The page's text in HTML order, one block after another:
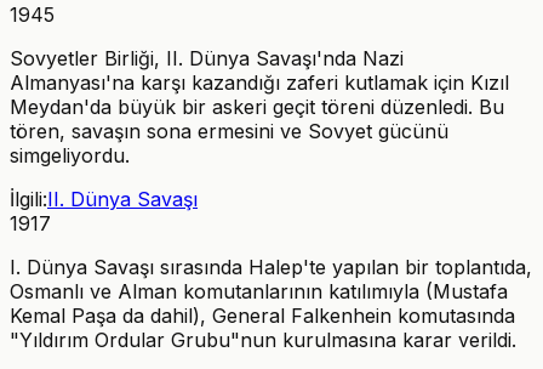
1945
Sovyetler Birliği, II. Dünya Savaşı'nda Nazi
Almanyası'na karşı kazandığı zaferi kutlamak için Kızıl
Meydan'da büyük bir askeri geçit töreni düzenledi. Bu
tören, savaşın sona ermesini ve Sovyet gücünü
simgeliyordu.
İlgili:II. Dünya Savaşı
1917
I. Dünya Savaşı sırasında Halep'te yapılan bir toplantıda,
Osmanlı ve Alman komutanlarının katılımıyla (Mustafa
Kemal Paşa da dahil), General Falkenhein komutasında
"Yıldırım Ordular Grubu"nun kurulmasına karar verildi.